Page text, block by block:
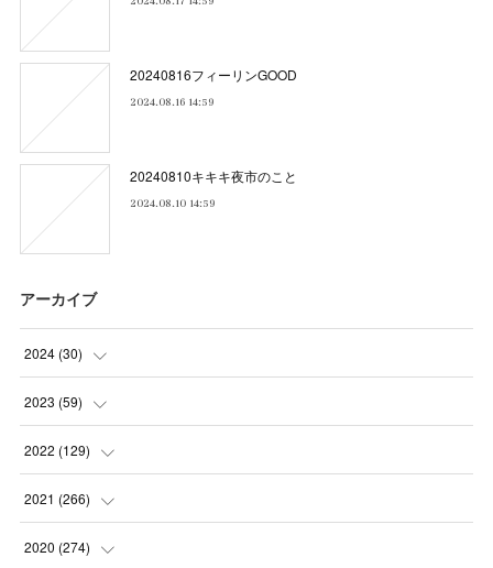
20240816フィーリンGOOD
2024.08.16 14:59
20240810キキキ夜市のこと
2024.08.10 14:59
アーカイブ
2024 (30)
(5
(4)
(5)
(1)
2023 (59)
(4)
(2)
(8)
2022 (129)
(5)
(7)
2021 (266)
(23
2020 (274)